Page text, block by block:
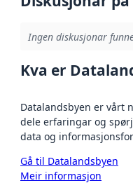
Ingen diskusjonar
Kva er
Datalandsbyen er vårt
dele erfaringar og
data og
Gå til Datalandsbyen
Meir informasjon